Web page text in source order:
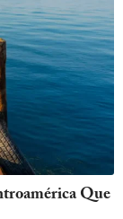
Que